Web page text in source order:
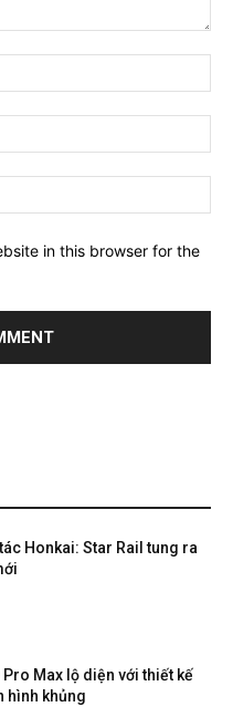
in this browser for the
Honkai: Star Rail tung ra
Pro Max lộ diện với thiết kế
hình khủng